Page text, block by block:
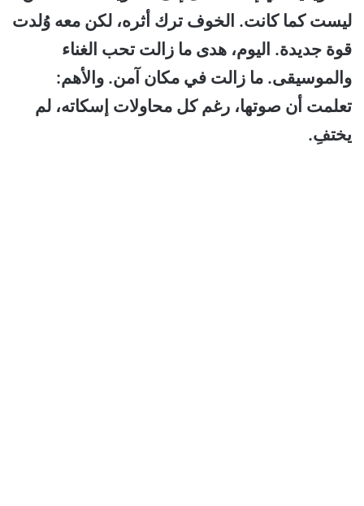
ليست كما كانت. الخوف ترك أثره، لكن معه وُلدت
قوة جديدة. اليوم، هدى ما زالت تحب الغناء
والموسيقى. ما زالت في مكان آمن. والأهم:
تعلمت أن صوتها، رغم كل محاولات إسكاته، لم
يختفِ.